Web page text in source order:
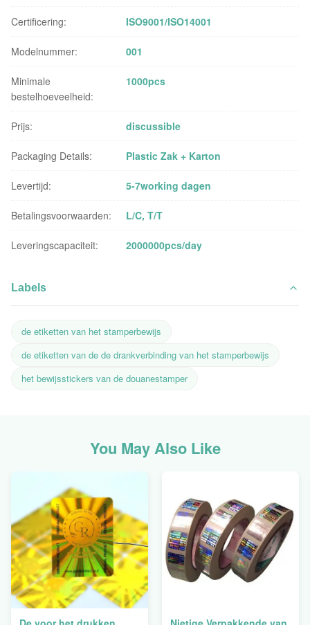
Certificering: ISO9001/ISO14001
Modelnummer: 001
Minimale
bestelhoeveelheid:
1000pcs
Prijs: discussible
Packaging Details: Plastic Zak + Karton
Levertijd: 5-7working dagen
Betalingsvoorwaarden: L/C, T/T
Leveringscapaciteit: 2000000pcs/day
Labels
de etiketten van het stamperbewijs
de etiketten van de de drankverbinding van het stamperbewijs
het bewijsstickers van de douanestamper
You May Also Like